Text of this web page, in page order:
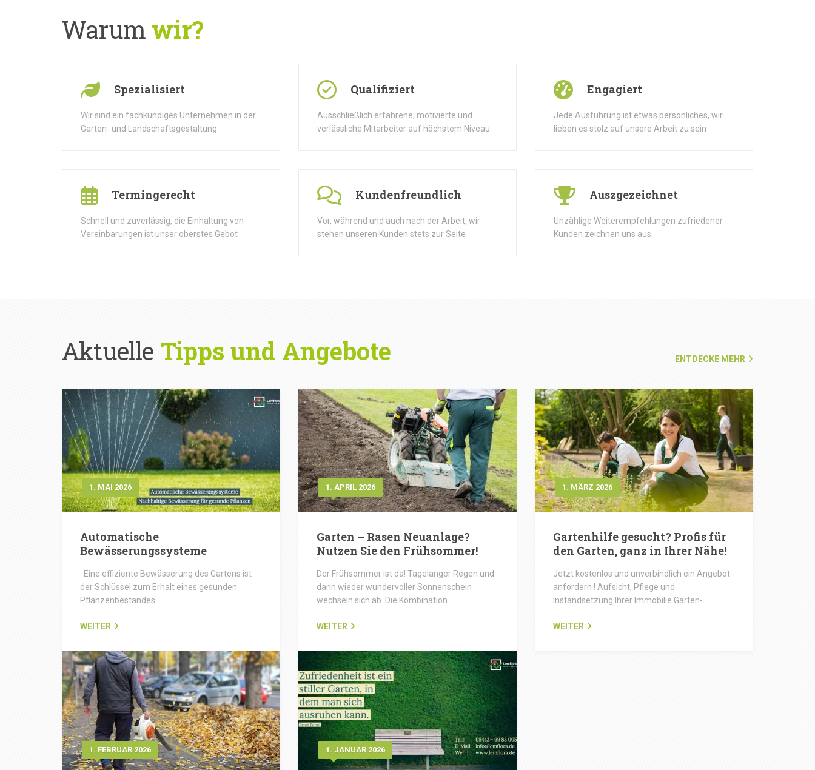
Warum wir?
Spezialisiert
Wir sind ein fachkundiges Unternehmen in der
Garten- und Landschaftsgestaltung
Termingerecht
Schnell und zuverlässig, die Einhaltung von
Vereinbarungen ist unser oberstes Gebot
Qualifiziert
Ausschließlich erfahrene, motivierte und
verlässliche Mitarbeiter auf höchstem Niveau
Kundenfreundlich
Vor, während und auch nach der Arbeit, wir
stehen unseren Kunden stets zur Seite
Engagiert
Jede Ausführung ist etwas persönliches, wir
lieben es stolz auf unsere Arbeit zu sein
Auszgezeichnet
Unzählige Weiterempfehlungen zufriedener
Kunden zeichnen uns aus
Aktuelle Tipps und Angebote ENTDECKE MEHR
1. MAI 2026
Automatische
Bewässerungssysteme
Eine effiziente Bewässerung des Gartens ist
der Schlüssel zum Erhalt eines gesunden
Pflanzenbestandes.
WEITER
1. APRIL 2026
Garten – Rasen Neuanlage?
Nutzen Sie den Frühsommer!
Der Frühsommer ist da! Tagelanger Regen und
dann wieder wundervoller Sonnenschein
wechseln sich ab. Die Kombination…
WEITER
1. MÄRZ 2026
Gartenhilfe gesucht? Profis für
den Garten, ganz in Ihrer Nähe!
Jetzt kostenlos und unverbindlich ein Angebot
anfordern ! Aufsicht, Pflege und
Instandsetzung Ihrer Immobilie Garten-…
WEITER
1. FEBRUAR 2026 1. JANUAR 2026